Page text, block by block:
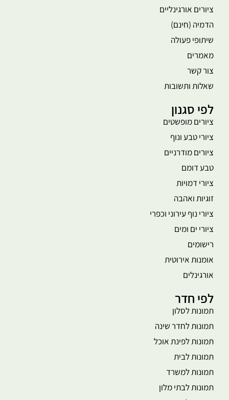
ציורים אורגינליים
הדמיה (חינם)
שיתופי פעולה
מאמרים
צור קשר
שאלות ותשובות
לפי סגנון
ציורים מופשטים
ציורי טבע ונוף
ציורים מודרניים
טבע דומם
ציורי דמויות
זוגיות ואהבה
ציורי נוף עירוני וכפרי
ציורי ים ומים
רישומים
אומנות אירוטית
אורגינלים
לפי חדר
תמונות לסלון
תמונות לחדר שינה
תמונות לפינת אוכל
תמונות לבית
תמונות למשרד
תמונות לבתי מלון